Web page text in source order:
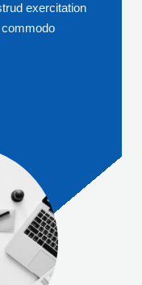
exercitation
commodo